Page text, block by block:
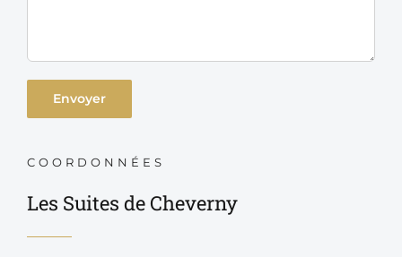
COORDONNÉES
Les Suites de Cheverny